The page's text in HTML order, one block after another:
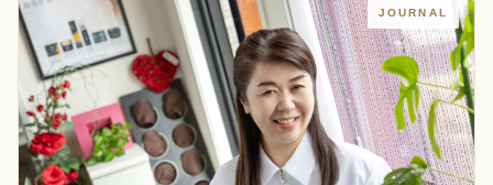
JOURNAL